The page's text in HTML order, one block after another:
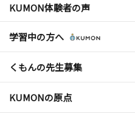
KUMON体験者の声
学習中の方へ
くもんの先生募集
KUMONの原点